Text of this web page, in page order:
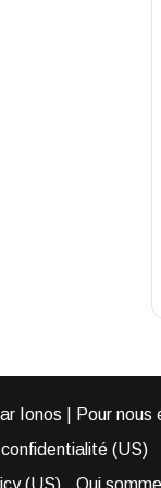
Ionos | Pour
(US)
(US) Qui